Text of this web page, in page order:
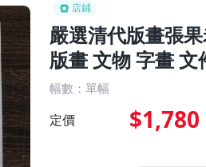
店鋪
嚴選清代版畫張
版畫 文物 字畫 文
幅數：單幅
定價 $1,780